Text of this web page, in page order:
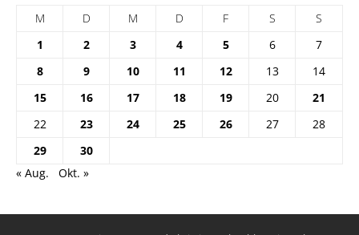
M
D M D F S
S
1
2 3 4 5 6
7
8
9 10 11 12 13
14
15
16 17 18 19 20
21
22
23 24 25 26 27
28
29
30
« Aug.
Okt. »